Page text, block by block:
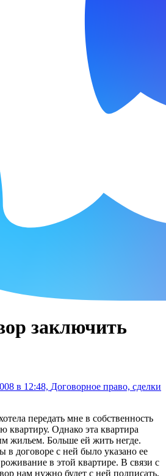
заключить
в 12:48, Договорное право, сделки
передать мне в собственность
квартиру. Однако эта квартира
жильем. Больше ей жить негде.
в договоре с ней было указано ее
в этой квартире. В связи с
нам нужно будет с ней подписать,